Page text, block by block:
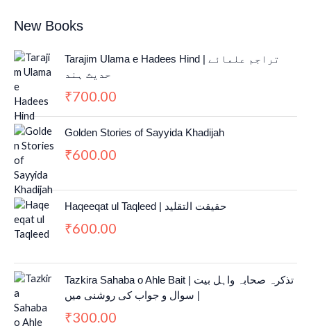
New Books
Tarajim Ulama e Hadees Hind | تراجم علمائے
حديث ہند
₹700.00
Golden Stories of Sayyida Khadijah
₹600.00
Haqeeqat ul Taqleed | حقیقت التقلید
₹600.00
Tazkira Sahaba o Ahle Bait | تذکرہ صحابہ واہل بیت
| سوال و جواب کی روشنی میں
₹300.00